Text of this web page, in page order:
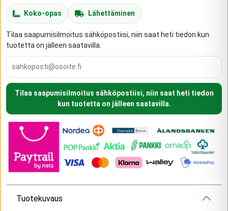
Koko-opas Lähettäminen
Tilaa saapumisilmoitus sähköpostiisi, niin saat heti tiedon kun
tuotetta on jälleen saatavilla.
Tilaa saapumisilmoitus sähköpostiisi, niin saat heti tiedon
kun tuotetta on jälleen saatavilla.
Tuotekuvaus